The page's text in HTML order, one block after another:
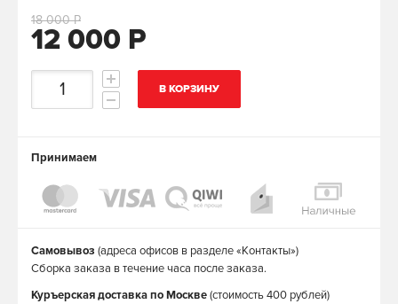
12 000 Р
18 000 Р
В КОРЗИНУ
Принимаем
Самовывоз (адреса офисов в разделе «Контакты»)
Сборка заказа в течение часа после заказа.
Куръерская доставка по Москве(стоимость 400 рублей)